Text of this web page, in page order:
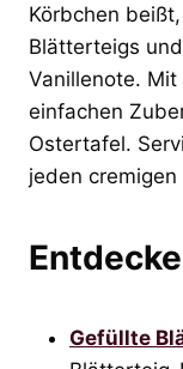
Körbchen
Blätterteigs
Vanillenote.
einfachen
Ostertafel.
jeden cremigen
Gefüllte